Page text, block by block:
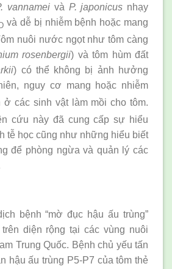
vannamei và P. japonicus nhạy
và dễ bị nhiễm bệnh hoặc mang
nuôi nước ngọt như tôm càng
rosenbergii) và tôm hùm đất
) có thể không bị ảnh hưởng
nguy cơ mang hoặc nhiễm
ở các sinh vật làm mồi cho tôm.
cứu này đã cung cấp sự hiểu
tễ học cũng như những hiểu biết
để phòng ngừa và quản lý các
bệnh “mờ đục hậu ấu trùng”
diện rộng tại các vùng nuôi
Trung Quốc. Bệnh chủ yếu tấn
hậu ấu trùng P5-P7 của tôm thẻ